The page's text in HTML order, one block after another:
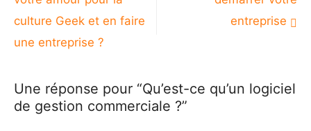
l’article
culture Geek et en faire
une entreprise ?
entreprise
Une réponse pour “Qu’est-ce qu’un logiciel
de gestion commerciale ?”